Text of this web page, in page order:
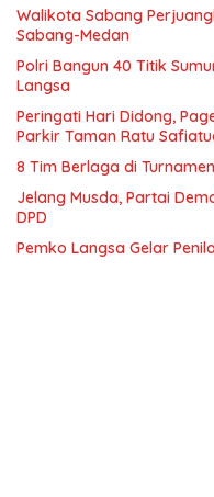
Walikota Sabang
Sabang-Medan
Polri Bangun 40 Titik
Langsa
Peringati Hari Didong,
Parkir Taman Ratu
8 Tim Berlaga di
Jelang Musda, Partai
DPD
Pemko Langsa Gelar